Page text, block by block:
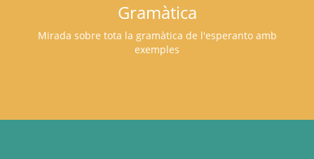
Gramàtica
Mirada sobre tota la gramàtica de l'esperanto amb
exemples